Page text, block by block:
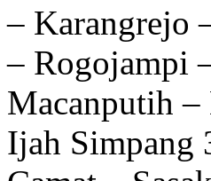
– Karangrejo
– Rogojampi
Macanputih
Ijah Simpang